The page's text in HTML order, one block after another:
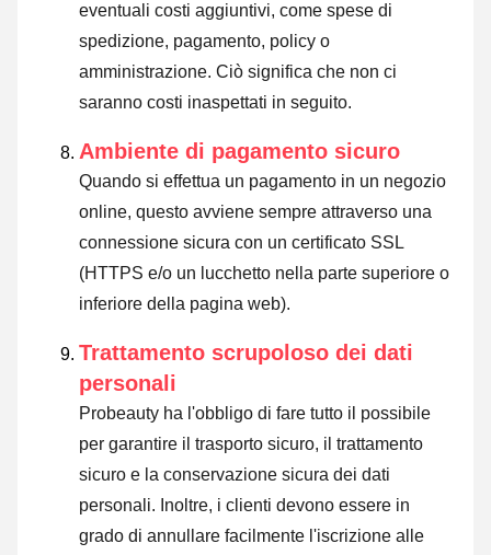
eventuali costi aggiuntivi, come spese di
spedizione, pagamento, policy o
amministrazione. Ciò significa che non ci
saranno costi inaspettati in seguito.
Ambiente di pagamento sicuro
Quando si effettua un pagamento in un negozio
online, questo avviene sempre attraverso una
connessione sicura con un certificato SSL
(HTTPS e/o un lucchetto nella parte superiore o
inferiore della pagina web).
Trattamento scrupoloso dei dati
personali
Probeauty ha l'obbligo di fare tutto il possibile
per garantire il trasporto sicuro, il trattamento
sicuro e la conservazione sicura dei dati
personali. Inoltre, i clienti devono essere in
grado di annullare facilmente l'iscrizione alle